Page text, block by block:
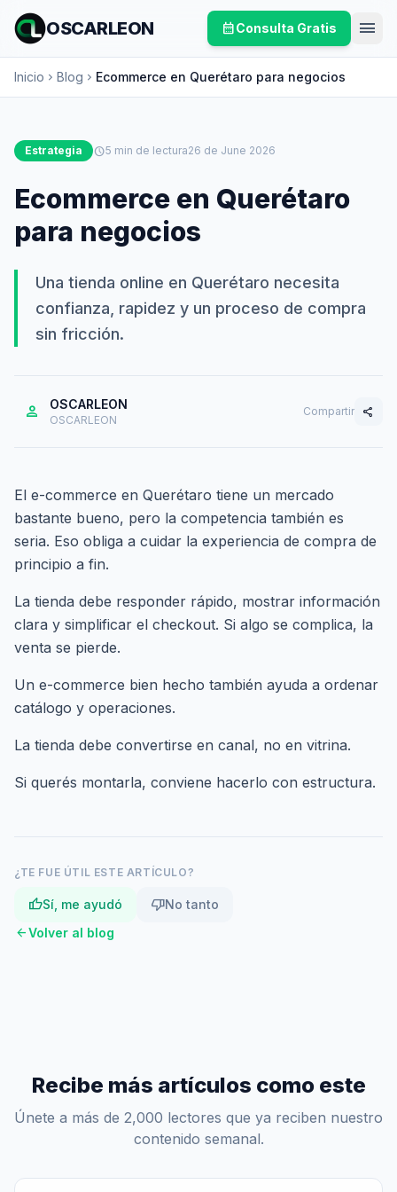
OSCARLEON calendar_monthConsulta Gratis menu
Inicio chevron_right Blog chevron_right Ecommerce en Querétaro para negocios
Estrategia schedule5 min de lectura26 de June 2026
Ecommerce en Querétaro
para negocios
Una tienda online en Querétaro necesita
confianza, rapidez y un proceso de compra
sin fricción.
person OSCARLEON
OSCARLEON
Compartir share
El e-commerce en Querétaro tiene un mercado
bastante bueno, pero la competencia también es
seria. Eso obliga a cuidar la experiencia de compra de
principio a fin.
La tienda debe responder rápido, mostrar información
clara y simplificar el checkout. Si algo se complica, la
venta se pierde.
Un e-commerce bien hecho también ayuda a ordenar
catálogo y operaciones.
La tienda debe convertirse en canal, no en vitrina.
Si querés montarla, conviene hacerlo con estructura.
¿TE FUE ÚTIL ESTE ARTÍCULO?
thumb_upSí, me ayudó thumb_downNo tanto
arrow_backVolver al blog
Recibe más artículos como este
Únete a más de 2,000 lectores que ya reciben nuestro
contenido semanal.